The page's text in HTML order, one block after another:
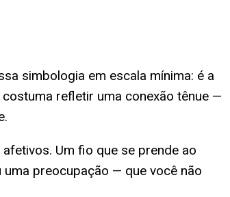
simbologia em escala mínima: é a
refletir uma conexão tênue —
Um fio que se prende ao
preocupação — que você não